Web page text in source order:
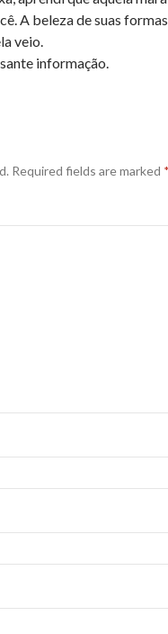
A beleza de suas
veio.
informação.
Required fields are marked *